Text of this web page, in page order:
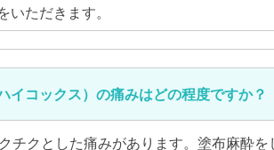
いただきます。
イコックス）の痛みはどの程度ですか？
チクとした痛みがあります。塗布麻酔を